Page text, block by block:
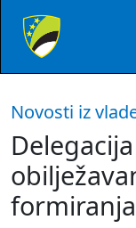
Novosti iz